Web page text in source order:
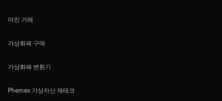
마진 거래
가상화폐 구매
가상화폐 변환기
Phemex 가상자산 재테크